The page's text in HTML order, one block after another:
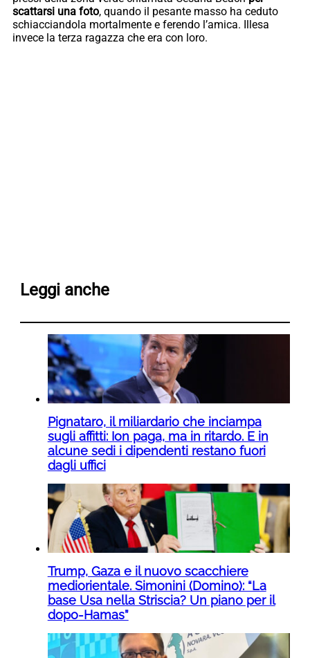
scattarsi una foto, quando il pesante masso ha ceduto
schiacciandola mortalmente e ferendo l’amica. Illesa
invece la terza ragazza che era con loro.
Leggi anche
Pignataro, il miliardario che inciampa
sugli affitti: Ion paga, ma in ritardo. E in
alcune sedi i dipendenti restano fuori
dagli uffici
Trump, Gaza e il nuovo scacchiere
mediorientale. Simonini (Domino): “La
base Usa nella Striscia? Un piano per il
dopo-Hamas”